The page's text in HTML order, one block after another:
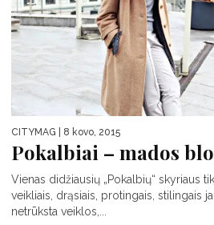
CITYMAG | 8 kovo, 2015
Pokalbiai – mados
Vienas didžiausių „Pokalbių“ skyriaus
veikliais, drąsiais, protingais, stilingais
netrūksta veiklos,...